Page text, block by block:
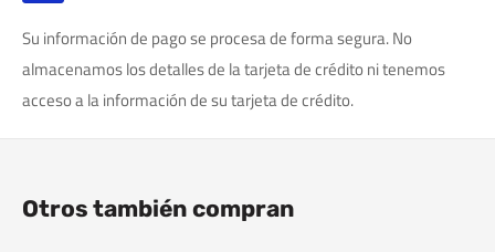
Su información de pago se procesa de forma segura. No
almacenamos los detalles de la tarjeta de crédito ni tenemos
acceso a la información de su tarjeta de crédito.
Otros también compran